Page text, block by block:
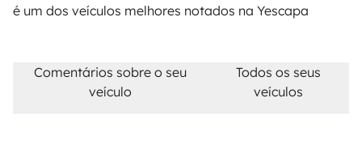
é um dos veículos melhores notados na Yescapa
Comentários sobre o seu
veículo
Todos os seus
veículos